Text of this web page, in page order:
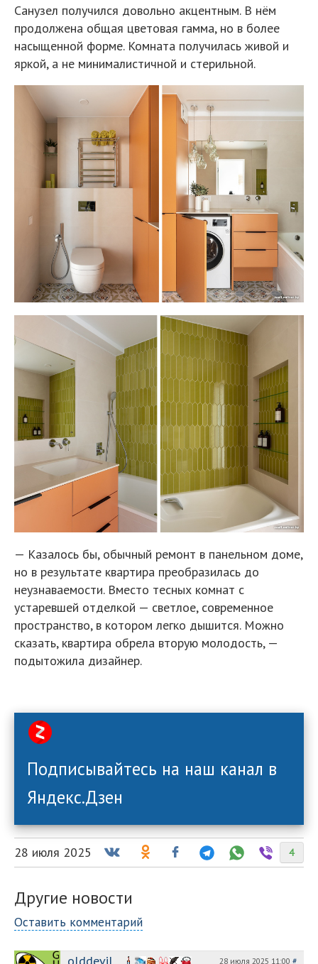
Санузел получился довольно акцентным. В нём
продолжена общая цветовая гамма, но в более
насыщенной форме. Комната получилась живой и
яркой, а не минималистичной и стерильной.
— Казалось бы, обычный ремонт в панельном доме,
но в результате квартира преобразилась до
неузнаваемости. Вместо тесных комнат с
устаревшей отделкой — светлое, современное
пространство, в котором легко дышится. Можно
сказать, квартира обрела вторую молодость, —
подытожила дизайнер.
Подписывайтесь на наш канал в
Яндекс.Дзен
4
28 июля 2025
Другие новости
Оставить комментарий
28 июля 2025 11:00 #